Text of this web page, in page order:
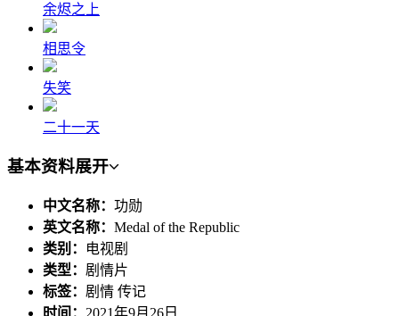
余烬之上
相思令
失笑
二十一天
基本资料展开
中文名称： 功勋
英文名称： Medal of the Republic
类别：
电视剧
类型： 剧情片
标签： 剧情 传记